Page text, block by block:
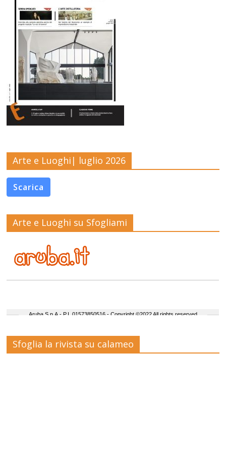
Arte e Luoghi| luglio 2026
Scarica
Arte e Luoghi su Sfogliami
Sfoglia la rivista su calameo